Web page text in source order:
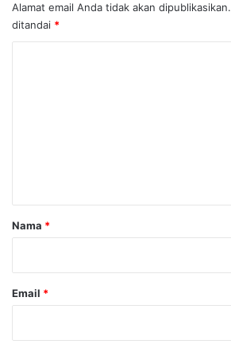
Alamat email Anda tidak akan dipublikasikan.
ditandai *
rNama *
Email *